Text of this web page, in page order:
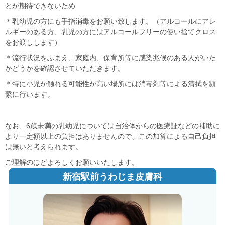
とが期待できないため
＊乳幼児の方にも手指消毒をお願い致します。（アルコールにアレ
ルギーのある方、 乳児の方にはアルコールフリーの使い捨てクロス
をお渡しします）
＊流行状況をふまえ、家庭内、 保育所等に感染兆候のある人がいた
かどうかを確認させていただき ます。
＊ 特に小児が触れる可能性が高い場所には消毒剤等による清拭を頻
繫に行います。
なお、 6歳未満の乳幼児については自治体からの医療証などの補助に
より一定額以上の負担はありませんので、
この加算による自己負担
は無いと考えられます。
ご理解のほどよろしくお願いいたします。
新宿駅前うわじま皮膚科